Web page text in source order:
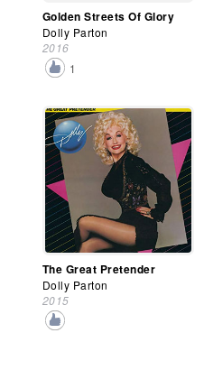
Golden Streets Of Glory
Dolly Parton
2016
1
The Great Pretender
Dolly Parton
2015